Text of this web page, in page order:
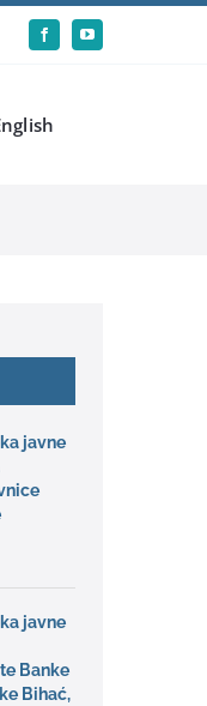
javne
javne
Banke
Bihać,